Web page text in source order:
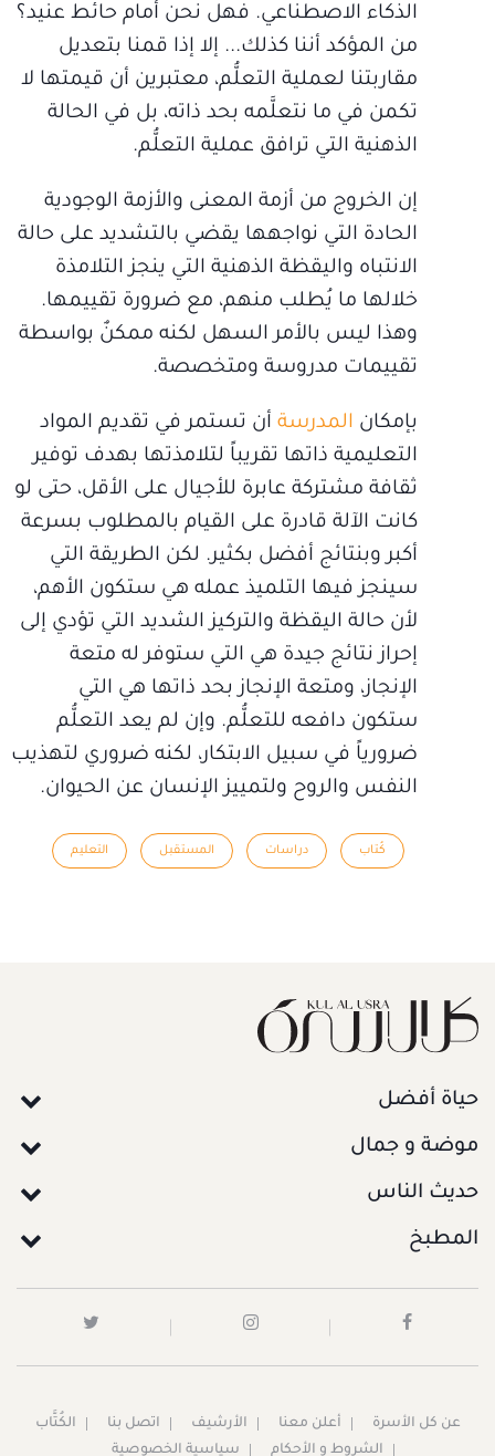
الذكاء الاصطناعي. فهل نحن أمام حائط عنيد؟
من المؤكد أننا كذلك... إلا إذا قمنا بتعديل
مقاربتنا لعملية التعلُّم، معتبرين أن قيمتها لا
تكمن في ما نتعلَّمه بحد ذاته، بل في الحالة
الذهنية التي ترافق عملية التعلُّم.
إن الخروج من أزمة المعنى والأزمة الوجودية
الحادة التي نواجهها يقضي بالتشديد على حالة
الانتباه واليقظة الذهنية التي ينجز التلامذة
خلالها ما يُطلب منهم، مع ضرورة تقييمها.
وهذا ليس بالأمر السهل لكنه ممكنٌ بواسطة
تقييمات مدروسة ومتخصصة.
بإمكان المدرسة أن تستمر في تقديم المواد
التعليمية ذاتها تقريباً لتلامذتها بهدف توفير
ثقافة مشتركة عابرة للأجيال على الأقل، حتى لو
كانت الآلة قادرة على القيام بالمطلوب بسرعة
أكبر وبنتائج أفضل بكثير. لكن الطريقة التي
سينجز فيها التلميذ عمله هي ستكون الأهم،
لأن حالة اليقظة والتركيز الشديد التي تؤدي إلى
إحراز نتائج جيدة هي التي ستوفر له متعة
الإنجاز، ومتعة الإنجاز بحد ذاتها هي التي
ستكون دافعه للتعلُّم. وإن لم يعد التعلُّم
ضرورياً في سبيل الابتكار، لكنه ضروري لتهذيب
النفس والروح ولتمييز الإنسان عن الحيوان.
كُتاب دراسات المستقبل التعليم
حياة أفضل
موضة و جمال
حديث الناس
المطبخ
عن كل الأسرة أعلن معنا الأرشيف اتصل بنا
الكُتَّاب
الشروط و الأحكام
سياسية الخصوصية